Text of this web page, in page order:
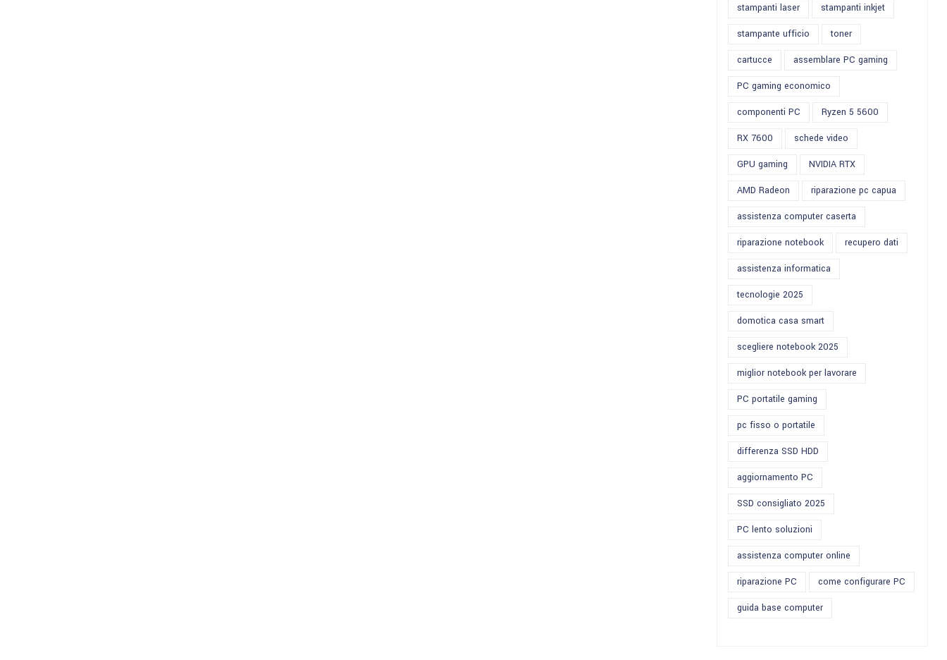
stampanti laser stampanti inkjet
stampante ufficio toner
cartucce assemblare PC gaming
PC gaming economico
componenti PC Ryzen 5 5600
RX 7600 schede video
GPU gaming NVIDIA RTX
AMD Radeon riparazione pc capua
assistenza computer caserta
riparazione notebook recupero dati
assistenza informatica
tecnologie 2025
domotica casa smart
scegliere notebook 2025
miglior notebook per lavorare
PC portatile gaming
pc fisso o portatile
differenza SSD HDD
aggiornamento PC
SSD consigliato 2025
PC lento soluzioni
assistenza computer online
riparazione PC come configurare PC
guida base computer